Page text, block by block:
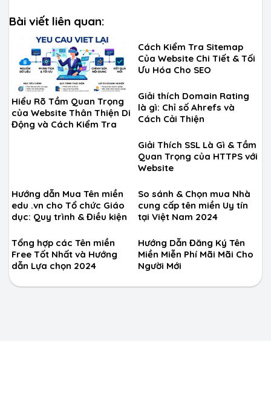
Bài viết liên quan:
Hiểu Rõ Tầm Quan Trọng
của Website Thân Thiện Di
Động và Cách Kiểm Tra
Cách Kiểm Tra Sitemap
Của Website Chi Tiết & Tối
Ưu Hóa Cho SEO
Giải thích Domain Rating
là gì: Chỉ số Ahrefs và
Cách Cải Thiện
Giải Thích SSL Là Gì & Tầm
Quan Trọng của HTTPS với
Website
Hướng dẫn Mua Tên miền
edu .vn cho Tổ chức Giáo
dục: Quy trình & Điều kiện
So sánh & Chọn mua Nhà
cung cấp tên miền Uy tín
tại Việt Nam 2024
Tổng hợp các Tên miền
Free Tốt Nhất và Hướng
dẫn Lựa chọn 2024
Hướng Dẫn Đăng Ký Tên
Miền Miễn Phí Mãi Mãi Cho
Người Mới